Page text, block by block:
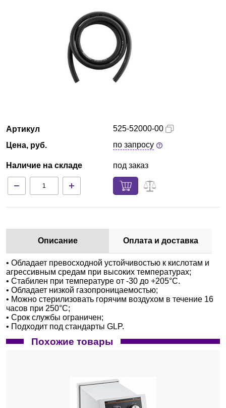
Партнеры
Технический сервис
Доставка и оплата
Артикул
Цена, руб.
Наличие на складе
525-52000-00
по запросу
под заказ
Описание Оплата и доставка
• Обладает превосходной устойчивостью к кислотам и
агрессивным средам при высоких температурах;
• Стабилен при температуре от -30 до +205°С.
• Обладает низкой газопроницаемостью;
• Можно стерилизовать горячим воздухом в течение 16
часов при 250°С;
• Срок службы ограничен;
• Подходит под стандарты GLP.
Похожие товары